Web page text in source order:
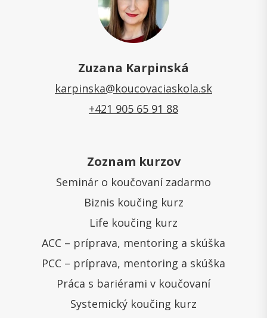
Zuzana Karpinská
karpinska@koucovaciaskola.sk
+421 905 65 91 88
Zoznam kurzov
Seminár o koučovaní zadarmo
Biznis koučing kurz
Life koučing kurz
ACC – príprava, mentoring a skúška
PCC – príprava, mentoring a skúška
Práca s bariérami v koučovaní
Systemický koučing kurz